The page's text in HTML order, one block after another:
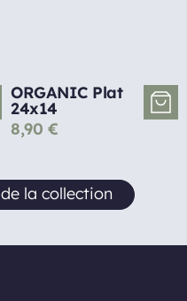
ORGANIC Plat
24x14
8,90 €
la collection